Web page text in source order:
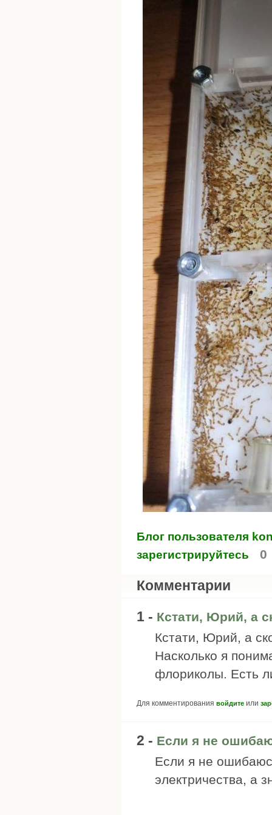
Блог пользователя
зарегистрируйтесь
0
Комментарии
1 - Кстати, Юрий, а
Кстати, Юрий, а
Насколько я
флориколы. Есть
Для комментирования войдите или
2 - Если я не
Если я не
электричества, а